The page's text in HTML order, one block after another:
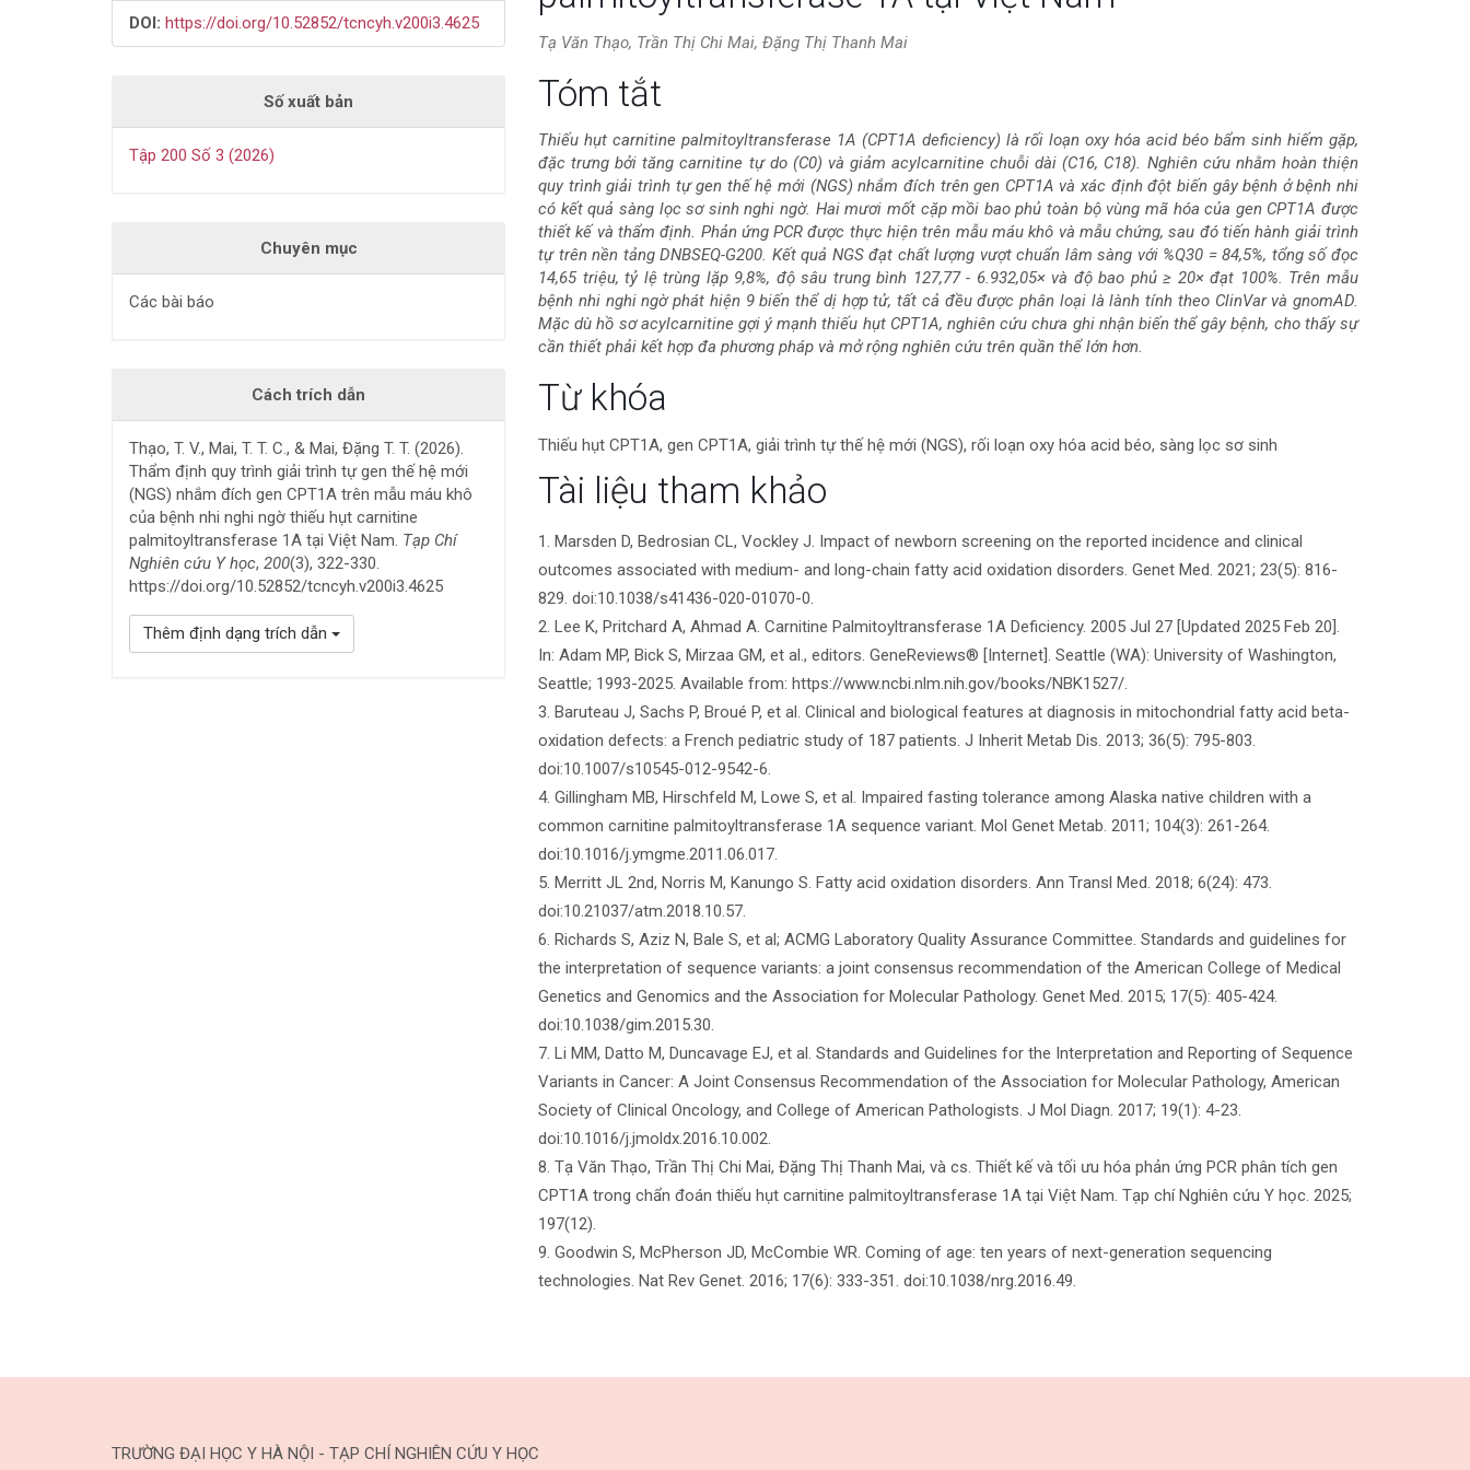
DOI: https://doi.org/10.52852/tcncyh.v200i3.4625
Số xuất bản
Tập 200 Số 3 (2026)
Chuyên mục
Các bài báo
Cách trích dẫn
Thạo, T. V., Mai, T. T. C., & Mai, Đặng T. T. (2026).
Thẩm định quy trình giải trình tự gen thế hệ mới
(NGS) nhắm đích gen CPT1A trên mẫu máu khô
của bệnh nhi nghi ngờ thiếu hụt carnitine
palmitoyltransferase 1A tại Việt Nam. Tạp Chí
Nghiên cứu Y học, 200(3), 322-330.
https://doi.org/10.52852/tcncyh.v200i3.4625
Thêm định dạng trích dẫn
Tạ Văn Thạo, Trần Thị Chi Mai, Đặng Thị Thanh Mai
Nội
dung
chính
của
bài
viết
Tóm tắt
Thiếu hụt carnitine palmitoyltransferase 1A (CPT1A deficiency) là rối loạn oxy hóa acid béo bẩm sinh hiếm gặp,
đặc trưng bởi tăng carnitine tự do (C0) và giảm acylcarnitine chuỗi dài (C16, C18). Nghiên cứu nhằm hoàn thiện
quy trình giải trình tự gen thế hệ mới (NGS) nhắm đích trên gen CPT1A và xác định đột biến gây bệnh ở bệnh nhi
có kết quả sàng lọc sơ sinh nghi ngờ. Hai mươi mốt cặp mồi bao phủ toàn bộ vùng mã hóa của gen CPT1A được
thiết kế và thẩm định. Phản ứng PCR được thực hiện trên mẫu máu khô và mẫu chứng, sau đó tiến hành giải trình
tự trên nền tảng DNBSEQ-G200. Kết quả NGS đạt chất lượng vượt chuẩn lâm sàng với %Q30 = 84,5%, tổng số đọc
14,65 triệu, tỷ lệ trùng lặp 9,8%, độ sâu trung bình 127,77 - 6.932,05× và độ bao phủ ≥ 20× đạt 100%. Trên mẫu
bệnh nhi nghi ngờ phát hiện 9 biến thể dị hợp tử, tất cả đều được phân loại là lành tính theo ClinVar và gnomAD.
Mặc dù hồ sơ acylcarnitine gợi ý mạnh thiếu hụt CPT1A, nghiên cứu chưa ghi nhận biến thể gây bệnh, cho thấy sự
cần thiết phải kết hợp đa phương pháp và mở rộng nghiên cứu trên quần thể lớn hơn.
Chi
tiết
bài
viết
Từ khóa
Thiếu hụt CPT1A, gen CPT1A, giải trình tự thế hệ mới (NGS), rối loạn oxy hóa acid béo, sàng lọc sơ sinh
Tài liệu tham khảo
1. Marsden D, Bedrosian CL, Vockley J. Impact of newborn screening on the reported incidence and clinical
outcomes associated with medium- and long-chain fatty acid oxidation disorders. Genet Med. 2021; 23(5): 816-
829. doi:10.1038/s41436-020-01070-0.
2. Lee K, Pritchard A, Ahmad A. Carnitine Palmitoyltransferase 1A Deficiency. 2005 Jul 27 [Updated 2025 Feb 20].
In: Adam MP, Bick S, Mirzaa GM, et al., editors. GeneReviews® [Internet]. Seattle (WA): University of Washington,
Seattle; 1993-2025. Available from: https://www.ncbi.nlm.nih.gov/books/NBK1527/.
3. Baruteau J, Sachs P, Broué P, et al. Clinical and biological features at diagnosis in mitochondrial fatty acid beta-
oxidation defects: a French pediatric study of 187 patients. J Inherit Metab Dis. 2013; 36(5): 795-803.
doi:10.1007/s10545-012-9542-6.
4. Gillingham MB, Hirschfeld M, Lowe S, et al. Impaired fasting tolerance among Alaska native children with a
common carnitine palmitoyltransferase 1A sequence variant. Mol Genet Metab. 2011; 104(3): 261-264.
doi:10.1016/j.ymgme.2011.06.017.
5. Merritt JL 2nd, Norris M, Kanungo S. Fatty acid oxidation disorders. Ann Transl Med. 2018; 6(24): 473.
doi:10.21037/atm.2018.10.57.
6. Richards S, Aziz N, Bale S, et al; ACMG Laboratory Quality Assurance Committee. Standards and guidelines for
the interpretation of sequence variants: a joint consensus recommendation of the American College of Medical
Genetics and Genomics and the Association for Molecular Pathology. Genet Med. 2015; 17(5): 405-424.
doi:10.1038/gim.2015.30.
7. Li MM, Datto M, Duncavage EJ, et al. Standards and Guidelines for the Interpretation and Reporting of Sequence
Variants in Cancer: A Joint Consensus Recommendation of the Association for Molecular Pathology, American
Society of Clinical Oncology, and College of American Pathologists. J Mol Diagn. 2017; 19(1): 4-23.
doi:10.1016/j.jmoldx.2016.10.002.
8. Tạ Văn Thạo, Trần Thị Chi Mai, Đặng Thị Thanh Mai, và cs. Thiết kế và tối ưu hóa phản ứng PCR phân tích gen
CPT1A trong chẩn đoán thiếu hụt carnitine palmitoyltransferase 1A tại Việt Nam. Tạp chí Nghiên cứu Y học. 2025;
197(12).
9. Goodwin S, McPherson JD, McCombie WR. Coming of age: ten years of next-generation sequencing
technologies. Nat Rev Genet. 2016; 17(6): 333-351. doi:10.1038/nrg.2016.49.
TRƯỜNG ĐẠI HỌC Y HÀ NỘI - TẠP CHÍ NGHIÊN CỨU Y HỌC